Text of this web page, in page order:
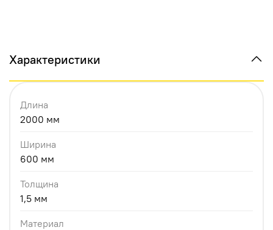
Характеристики
Длина
2000 мм
Ширина
600 мм
Толщина
1,5 мм
Материал